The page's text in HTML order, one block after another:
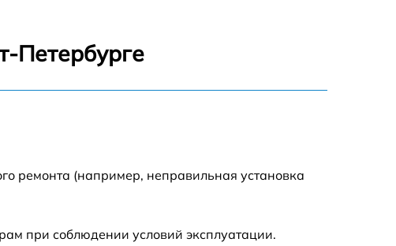
Петербурге
ремонта (например, неправильная установка
при соблюдении условий эксплуатации.